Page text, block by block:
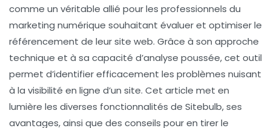
comme un véritable allié pour les professionnels du
marketing numérique souhaitant évaluer et optimiser le
référencement de leur site web. Grâce à son approche
technique et à sa capacité d’analyse poussée, cet outil
permet d’identifier efficacement les problèmes nuisant
à la visibilité en ligne d’un site. Cet article met en
lumière les diverses fonctionnalités de Sitebulb, ses
avantages, ainsi que des conseils pour en tirer le